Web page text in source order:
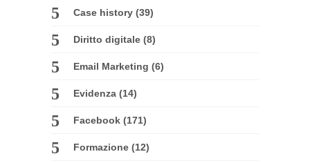
Case history (39)
Diritto digitale (8)
Email Marketing (6)
Evidenza (14)
Facebook (171)
Formazione (12)